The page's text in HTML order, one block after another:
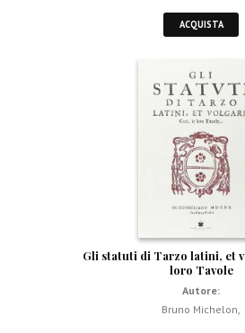
ACQUISTA
Gli statuti di Tarzo latini, et
loro Tavole
Autore:
Bruno Michelon